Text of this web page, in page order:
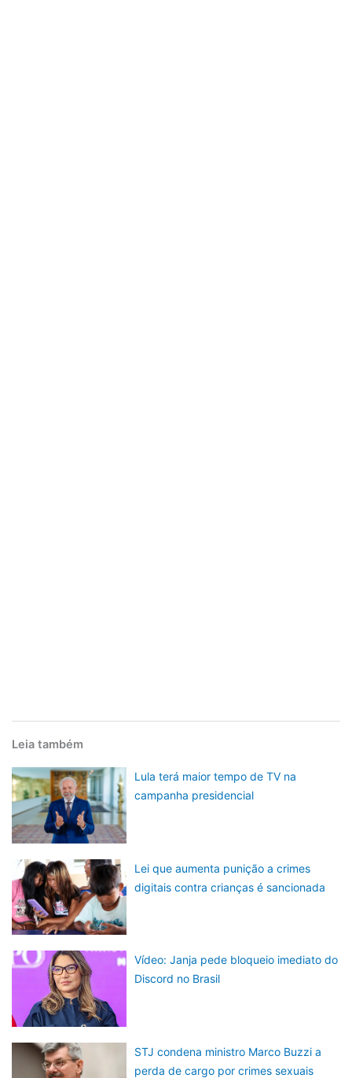
Leia também
Lula terá maior tempo de TV na
campanha presidencial
Lei que aumenta punição a crimes
digitais contra crianças é sancionada
Vídeo: Janja pede bloqueio imediato do
Discord no Brasil
STJ condena ministro Marco Buzzi a
perda de cargo por crimes sexuais